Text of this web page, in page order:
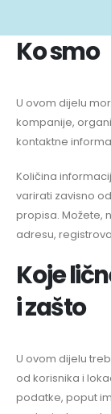
Ko smo
U ovom dijelu
kompanije,
kontaktne
Količina
varirati zavisno
propisa. Možete,
adresu,
Koje
i zašto
U ovom dijelu
od korisnika i
podatke, poput